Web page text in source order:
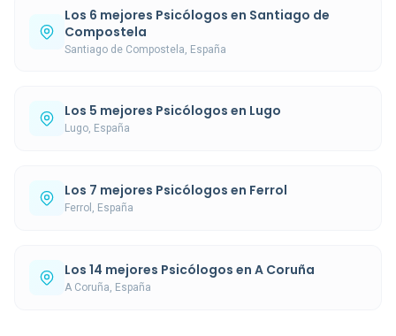
Los 6 mejores Psicólogos en Santiago de
Compostela
Santiago de Compostela, España
Los 5 mejores Psicólogos en Lugo
Lugo, España
Los 7 mejores Psicólogos en Ferrol
Ferrol, España
Los 14 mejores Psicólogos en A Coruña
A Coruña, España